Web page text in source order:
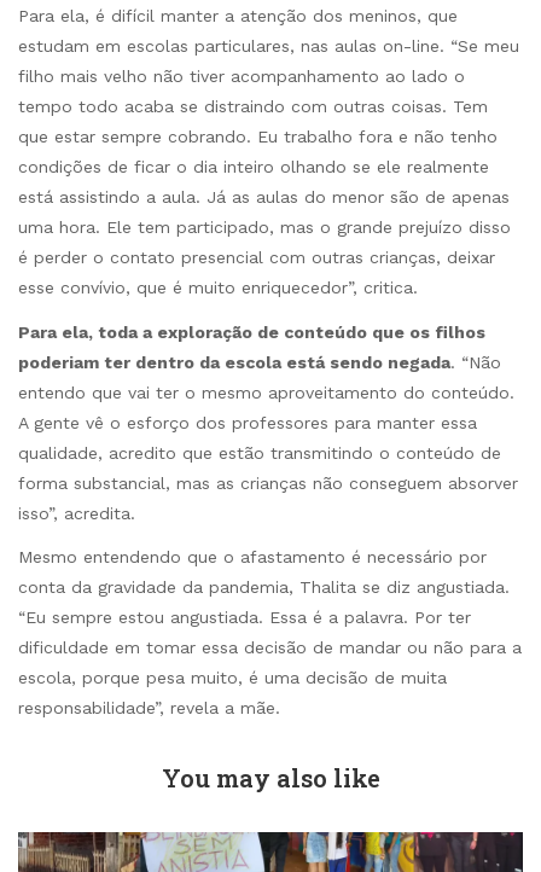
Para ela, é difícil manter a atenção dos meninos, que
estudam em escolas particulares, nas aulas on-line. “Se meu
filho mais velho não tiver acompanhamento ao lado o
tempo todo acaba se distraindo com outras coisas. Tem
que estar sempre cobrando. Eu trabalho fora e não tenho
condições de ficar o dia inteiro olhando se ele realmente
está assistindo a aula. Já as aulas do menor são de apenas
uma hora. Ele tem participado, mas o grande prejuízo disso
é perder o contato presencial com outras crianças, deixar
esse convívio, que é muito enriquecedor”, critica.
Para ela, toda a exploração de conteúdo que os filhos
poderiam ter dentro da escola está sendo negada. “Não
entendo que vai ter o mesmo aproveitamento do conteúdo.
A gente vê o esforço dos professores para manter essa
qualidade, acredito que estão transmitindo o conteúdo de
forma substancial, mas as crianças não conseguem absorver
isso”, acredita.
Mesmo entendendo que o afastamento é necessário por
conta da gravidade da pandemia, Thalita se diz angustiada.
“Eu sempre estou angustiada. Essa é a palavra. Por ter
dificuldade em tomar essa decisão de mandar ou não para a
escola, porque pesa muito, é uma decisão de muita
responsabilidade”, revela a mãe.
You may also like